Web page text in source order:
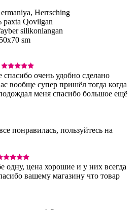
Herrsching
paxta Qovilgan
silikonlangan
sm
очень удобно сделано
вообще супер пришёл тогда когда
меня спасибо большое ещё
понравилась, пользуйтесь на
одну, цена хорошие и у них всегда
вашему магазину что товар